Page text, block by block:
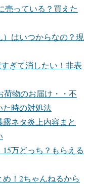
売っている？買えた
はいつからなの？現
すぎて消したい！非表
荷物のお届け・・不
た時の対処法
露ネタ炎上内容まと
万どっち？もらえる
！2ちゃんねるから